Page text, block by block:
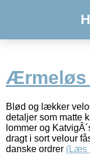
Ærmeløs
Blød og lækker
detaljer som matte
lommer og
dragt i sort velour
danske ordrer (Læs